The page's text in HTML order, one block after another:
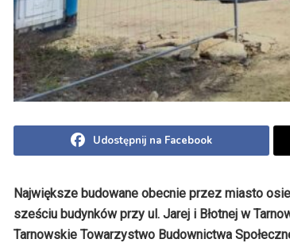
Udostępnij na Facebook
Największe budowane obecnie przez miasto
sześciu budynków przy ul. Jarej i Błotnej w
Tarnowskie Towarzystwo Budownictwa